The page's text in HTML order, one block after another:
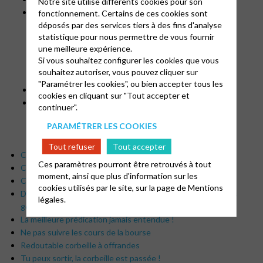
Documents utiles
Sigles et abréviations
Comment donner ?
Reçus fiscaux EPUdF
Le virement automatique
Journées des trésoriers et présidents
Humour et dessin
Méditations, Formation et Liturgies
Collecte homme fort
Courbe en chute libre
Course aux billets
Dîme sur salaire brut ou net, ou comment favoriser les dons
généreux
La meilleure prédication jamais entendue !
Ne pas suivre les cours de la bourse
Redoutable corbeille à offrandes
Tu peux sortir, la corbeille est passée !
fonctionnement. Certains de ces cookies sont
déposés par des services tiers à des fins d'analyse
statistique pour nous permettre de vous fournir
une meilleure expérience.
Si vous souhaitez configurer les cookies que vous
souhaitez autoriser, vous pouvez cliquer sur
"Paramétrer les cookies", ou bien accepter tous les
cookies en cliquant sur "Tout accepter et
continuer".
PARAMÉTRER LES COOKIES
Tout refuser
Tout accepter
Ces paramètres pourront être retrouvés à tout
moment, ainsi que plus d'information sur les
cookies utilisés par le site, sur la page deMentions
légales.